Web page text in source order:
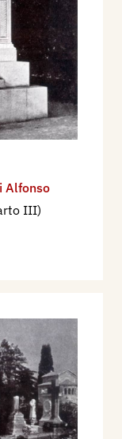
Alfonso
III)